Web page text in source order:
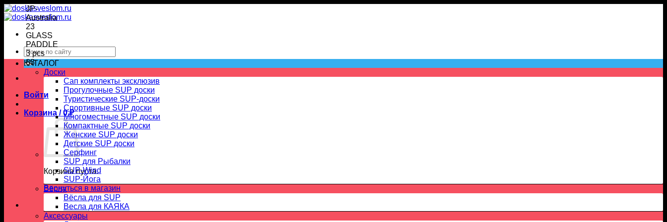
Skip
to
content
Искать:
Войти
Корзина /0₽
Корзина пуста.
Вернуться в магазин
КАТАЛОГ
Доски
Сап комплекты эксклюзив
Прогулочные SUP доски
Туристические SUP-доски
Спортивные SUP доски
Многоместные SUP доски
Компактные SUP доски
Женские SUP доски
Детские SUP доски
Серфинг
SUP для Рыбалки
SUP-Wind
SUP-Йога
Вёсла
Вёсла для SUP
Весла для КАЯКА
Аксессуары